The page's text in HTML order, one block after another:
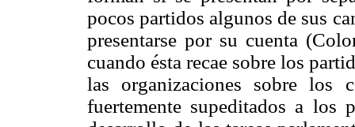
pocos partidos algunos de sus
presentarse por su cuenta
cuando ésta recae sobre los
las organizaciones sobre los
fuertemente supeditados a los